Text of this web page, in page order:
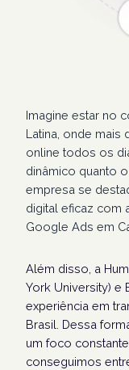
Imagine estar no
Latina, onde mais
online todos os
dinâmico quanto
empresa se
digital eficaz com
Google Ads em
Além disso, a
York University) e
experiência em
Brasil. Dessa
um foco
conseguimos